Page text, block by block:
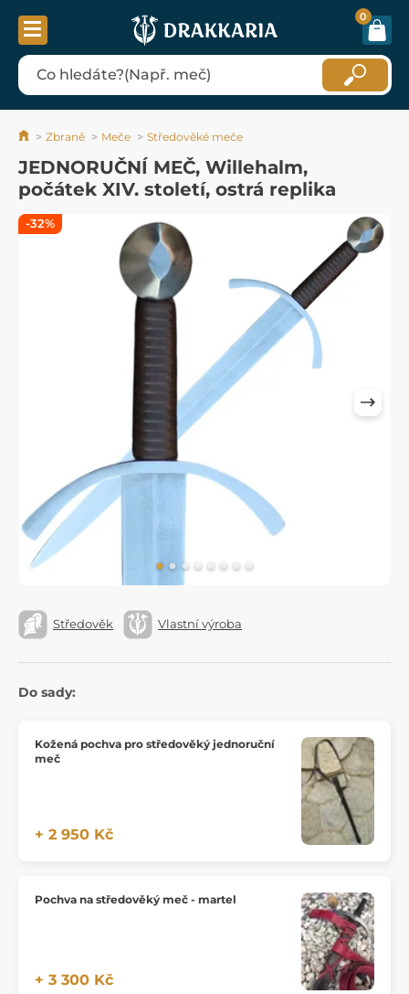
0
Zbraně Meče Středověké meče
JEDNORUČNÍ MEČ, Willehalm,
počátek XIV. století, ostrá replika
Středověk Vlastní výroba
Do sady:
Kožená pochva pro středověký jednoruční
meč
+ 2 950 Kč
Pochva na středověký meč - martel
+ 3 300 Kč
-32%